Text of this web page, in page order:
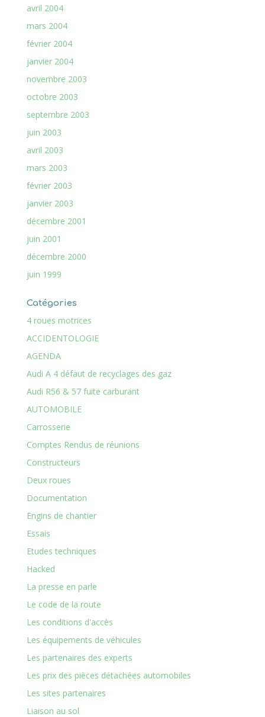
avril 2004
mars 2004
février 2004
janvier 2004
novembre 2003
octobre 2003
septembre 2003
juin 2003
avril 2003
mars 2003
février 2003
janvier 2003
décembre 2001
juin 2001
décembre 2000
juin 1999
Catégories
4 roues motrices
ACCIDENTOLOGIE
AGENDA
Audi A 4 défaut de recyclages des gaz
Audi R56 & 57 fuite carburant
AUTOMOBILE
Carrosserie
Comptes Rendus de réunions
Constructeurs
Deux roues
Documentation
Engins de chantier
Essais
Etudes techniques
Hacked
La presse en parle
Le code de la route
Les conditions d'accès
Les équipements de véhicules
Les partenaires des experts
Les prix des pièces détachées automobiles
Les sites partenaires
Liaison au sol